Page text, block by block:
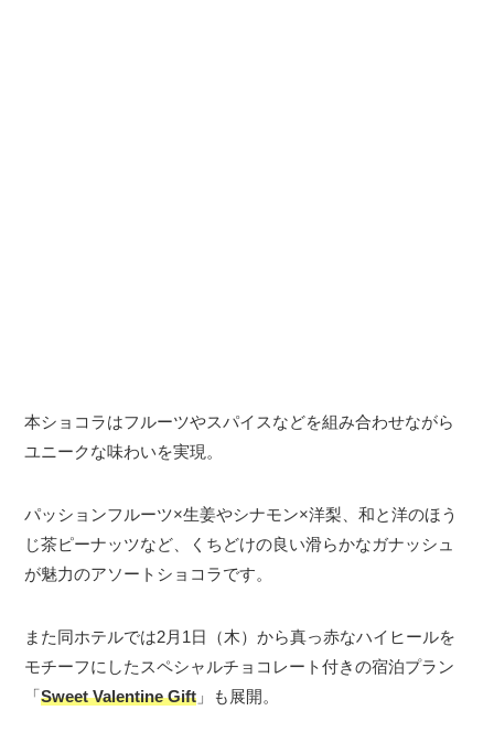
本ショコラはフルーツやスパイスなどを組み合わせながら
ユニークな味わいを実現。
パッションフルーツ×生姜やシナモン×洋梨、和と洋のほう
じ茶ピーナッツなど、くちどけの良い滑らかなガナッシュ
が魅力のアソートショコラです。
また同ホテルでは2月1日（木）から真っ赤なハイヒールを
モチーフにしたスペシャルチョコレート付きの宿泊プラン
「Sweet Valentine Gift 」も展開。